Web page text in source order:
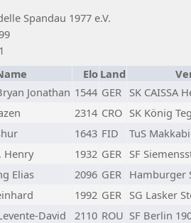
Spandau 1977 e.V.
Elo Land
Jonathan 1544 GER SK CAISSA
2314 CRO SK König
1643 FID
TuS
Henry 1932 GER SF
Elias 2096 GER Hamburger
1992 GER SG Lasker
David 2110 ROU SF Berlin